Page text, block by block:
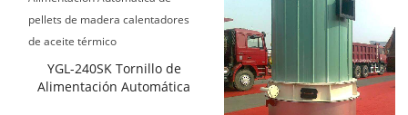
YGL-240SK Tornillo de
Alimentación Automática